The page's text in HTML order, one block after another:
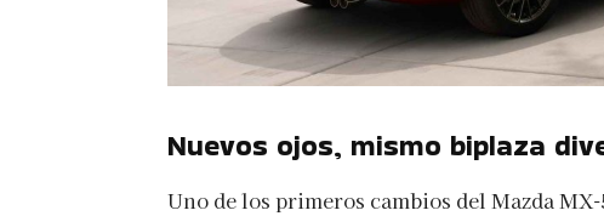
Nuevos ojos, mismo biplaza
Uno de los primeros cambios del Mazda